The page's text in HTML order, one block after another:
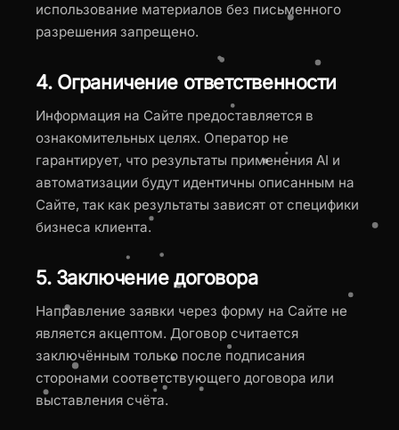
использование материалов без письменного
разрешения запрещено.
4. Ограничение ответственности
Информация на Сайте предоставляется в
ознакомительных целях. Оператор не
гарантирует, что результаты применения AI и
автоматизации будут идентичны описанным на
Сайте, так как результаты зависят от специфики
бизнеса клиента.
5. Заключение договора
Направление заявки через форму на Сайте не
является акцептом. Договор считается
заключённым только после подписания
сторонами соответствующего договора или
выставления счёта.